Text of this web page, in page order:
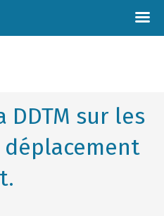
DDTM sur les
d’outils